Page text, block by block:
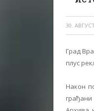
30.
Град
плус
Након